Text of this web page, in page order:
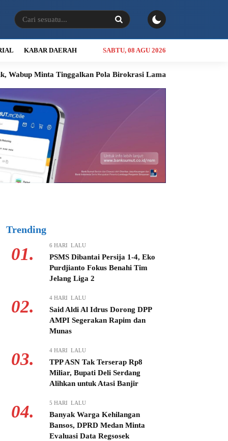
KABAR DAERAH SABTU, 08 AGU 2026
Tinggalkan Pola Birokrasi Lama Kolaborasi Bobby
Trending
01. 6 HARI LALU
PSMS Dibantai Persija 1-4, Eko
Purdjianto Fokus Benahi Tim
Jelang Liga 2
02. 4 HARI LALU
Said Aldi Al Idrus Dorong DPP
AMPI Segerakan Rapim dan
Munas
03. 4 HARI LALU
TPP ASN Tak Terserap Rp8
Miliar, Bupati Deli Serdang
Alihkan untuk Atasi Banjir
04. 5 HARI LALU
Banyak Warga Kehilangan
Bansos, DPRD Medan Minta
Evaluasi Data Regsosek